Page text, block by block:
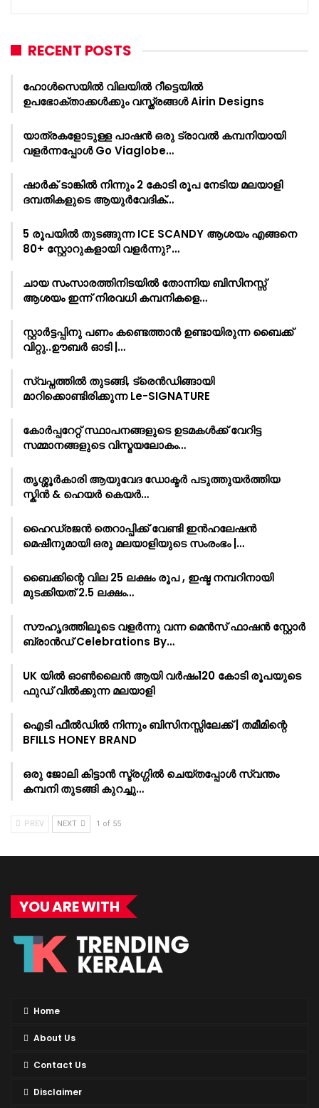
RECENT POSTS
ഹോൾസെയിൽ വിലയിൽ റീട്ടെയിൽ
ഉപഭോക്താക്കൾക്കും വസ്ത്രങ്ങൾ Airin Designs
യാത്രകളോടുള്ള പാഷൻ ഒരു ട്രാവൽ കമ്പനിയായി
വളർന്നപ്പോൾ Go Viaglobe…
ഷാർക്‌ ടാങ്കിൽ നിന്നും 2 കോടി രൂപ നേടിയ മലയാളി
ദമ്പതികളുടെ ആയുർവേദിക്…
5 രൂപയിൽ തുടങ്ങുന്ന ICE SCANDY ആശയം എങ്ങനെ
80+ സ്റ്റോറുകളായി വളർന്നു?…
ചായ സംസാരത്തിനിടയിൽ തോന്നിയ ബിസിനസ്സ്
ആശയം ഇന്ന് നിരവധി കമ്പനികളെ…
സ്റ്റാർട്ടപ്പിനു പണം കണ്ടെത്താൻ ഉണ്ടായിരുന്ന ബൈക്ക്
വിറ്റു..ഊബർ ഓടി |…
സ്വപ്നത്തിൽ തുടങ്ങി, ട്രെൻഡിങ്ങായി
മാറിക്കൊണ്ടിരിക്കുന്ന Le-SIGNATURE
കോർപ്പറേറ്റ് സ്ഥാപനങ്ങളുടെ ഉടമകൾക്ക് വേറിട്ട
സമ്മാനങ്ങളുടെ വിസ്മയലോകം…
തൃശ്ശൂർകാരി ആയുവേദ ഡോക്ടർ പടുത്തുയർത്തിയ
സ്കിൻ & ഹെയർ കെയർ…
ഹൈഡ്രജൻ തെറാപ്പിക്ക് വേണ്ടി ഇൻഹലേഷൻ
മെഷീനുമായി ഒരു മലയാളിയുടെ സംരംഭം |…
ബൈക്കിന്റെ വില 25 ലക്ഷം രൂപ , ഇഷ്ട നമ്പറിനായി
മുടക്കിയത് 2.5 ലക്ഷം…
സൗഹൃദത്തിലൂടെ വളർന്നു വന്ന മെൻസ് ഫാഷൻ സ്റ്റോർ
ബ്രാൻഡ് Celebrations By…
UK യിൽ ഓൺലൈൻ ആയി വർഷം120 കോടി രൂപയുടെ
ഫുഡ് വിൽക്കുന്ന മലയാളി
ഐടി ഫീൽഡിൽ നിന്നും ബിസിനസ്സിലേക്ക് | തമീമിന്റെ
BFILLS HONEY BRAND
ഒരു ജോലി കിട്ടാൻ സ്ട്രഗ്ഗിൽ ചെയ്തപ്പോൾ സ്വന്തം
കമ്പനി തുടങ്ങി കുറച്ചു…
PREV NEXT 1 of 55
YOU ARE WITH
Home
About Us
Contact Us
Disclaimer